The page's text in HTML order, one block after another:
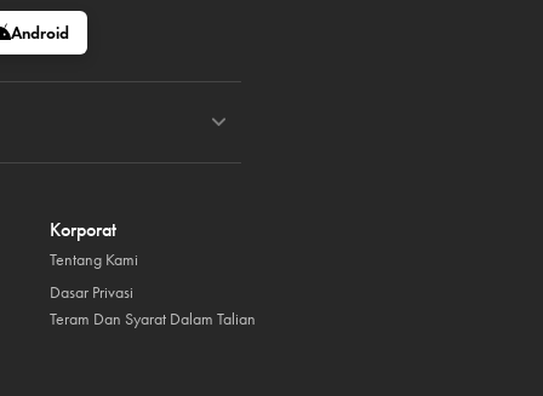
Android
Korporat
Tentang Kami
Dasar Privasi
Teram Dan Syarat Dalam Talian